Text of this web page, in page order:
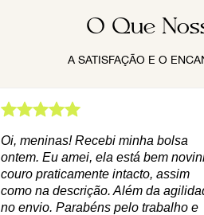
O Que
A SATISFAÇÃO E O
Oi, meninas! Recebi minha bolsa
ontem. Eu amei, ela está bem
couro praticamente intacto, assim
como na descrição. Além da
no envio. Parabéns pelo trabalho e